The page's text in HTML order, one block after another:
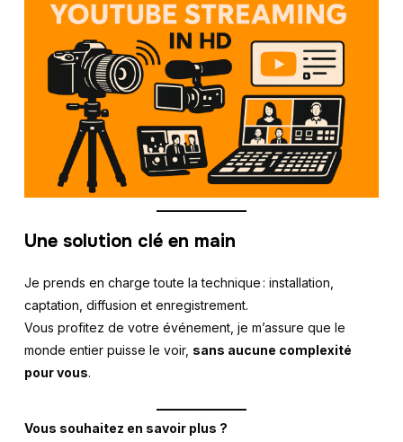
Une solution clé en main
Je prends en charge toute la technique : installation,
captation, diffusion et enregistrement.
Vous profitez de votre événement, je m’assure que le
monde entier puisse le voir, sans aucune complexité
pour vous.
Vous souhaitez en savoir plus ?